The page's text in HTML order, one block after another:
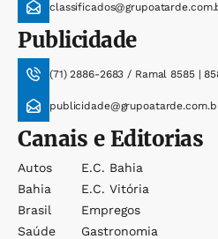
Publicidade
(71) 2886-2683 / Ramal 8585 |
Canais e Editorias
Autos
Bahia
Brasil
Saúde
E.c. Bahia
E.c. Vitória
Empregos
Gastronomia